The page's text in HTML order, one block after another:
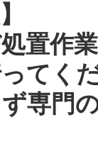
置作
てく
専門